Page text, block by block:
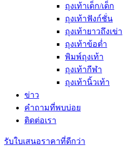
ถุงเท้าเด็ก/เด็ก
ถุงเท้าฟังก์ชั่น
ถุงเท้ายาวถึงเข่า
ถุงเท้าข้อต่ำ
พิมพ์ถุงเท้า
ถุงเท้ากีฬา
ถุงเท้านิ้วเท้า
ข่าว
คำถามที่พบบ่อย
ติดต่อเรา
รับใบเสนอราคาที่ดีกว่า